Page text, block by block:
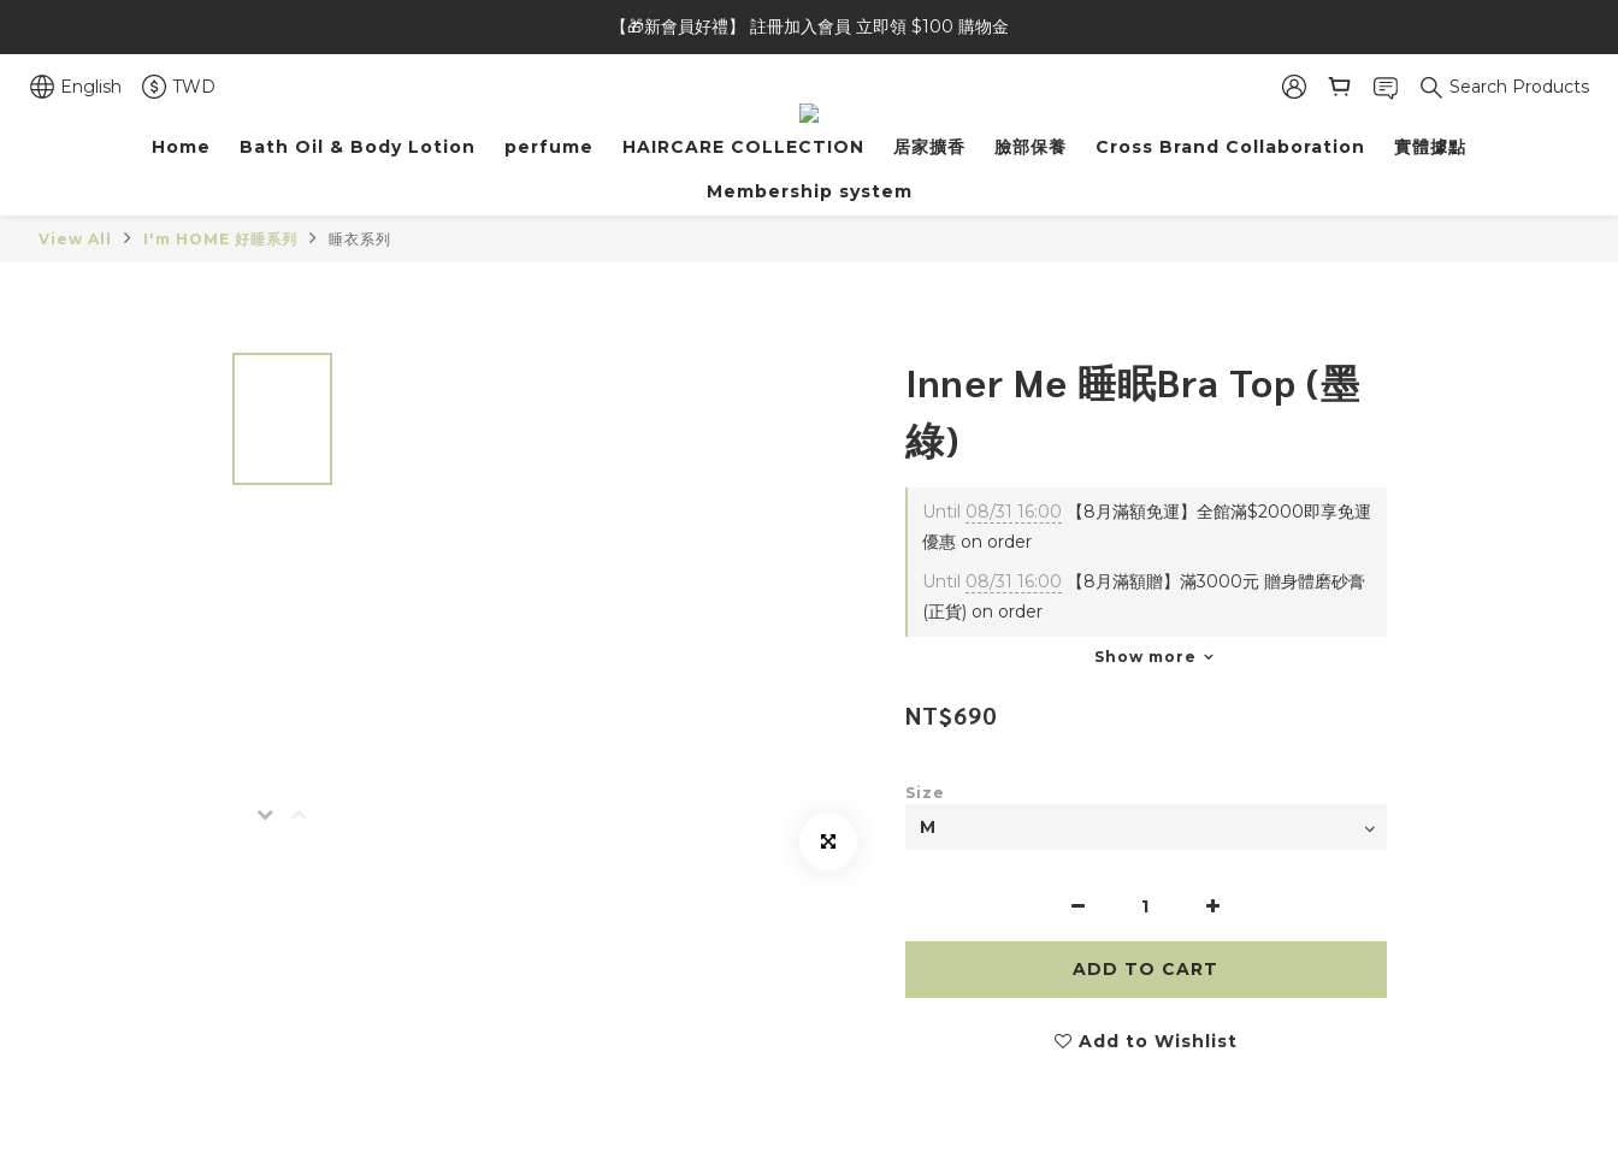
【🎁新會員好禮】 註冊加入會員 立即領 $100 購物金
【🎁新會員好禮】 註冊加入會員 立即領 $100 購物金
【⭐商品評論】完成商品評論，即可獲得 20 點會員點數
【🎁新會員好禮】 註冊加入會員 立即領 $100 購物金
English TWD Search Products
Home Bath Oil & Body Lotion perfume HAIRCARE COLLECTION 居家擴香 臉部保養 Cross Brand Collaboration 實體據點
Membership system
View All I'm HOME 好睡系列 睡衣系列
Inner Me 睡眠Bra Top (墨
綠)
Until 08/31 16:00 【8月滿額免運】全館滿$2000即享免運
優惠 on order
Until 08/31 16:00 【8月滿額贈】滿3000元 贈身體磨砂膏
(正貨) on order
Show more
NT$690
Size
ADD TO CART
Add to Wishlist